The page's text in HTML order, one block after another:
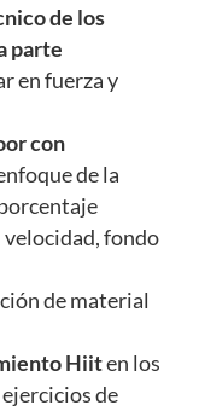
de los
parte
en fuerza y
con
de la
velocidad, fondo
de material
Hiiten los
de